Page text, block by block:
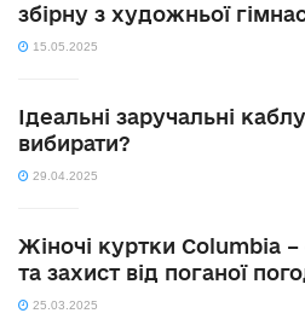
збірну з художньої
15.05.2025
Ідеальні заручальні
вибирати?
29.04.2025
Жіночі куртки Columbia –
та захист від поганої
25.03.2025